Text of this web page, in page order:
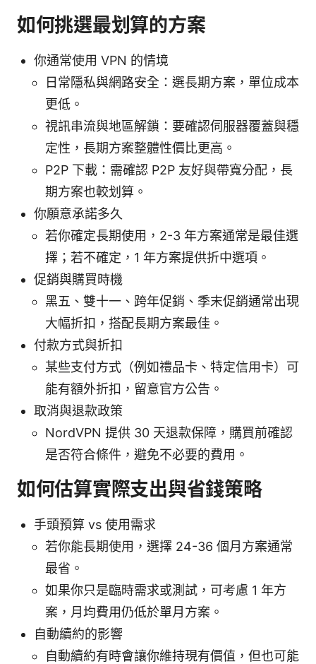
如何挑選最划算的方案
你通常使用 VPN 的情境
日常隱私與網路安全：選長期方案，單位成本
更低。
視訊串流與地區解鎖：要確認伺服器覆蓋與穩
定性，長期方案整體性價比更高。
P2P 下載：需確認 P2P 友好與帶寬分配，長
期方案也較划算。
你願意承諾多久
若你確定長期使用，2-3 年方案通常是最佳選
擇；若不確定，1 年方案提供折中選項。
促銷與購買時機
黑五、雙十一、跨年促銷、季末促銷通常出現
大幅折扣，搭配長期方案最佳。
付款方式與折扣
某些支付方式（例如禮品卡、特定信用卡）可
能有額外折扣，留意官方公告。
取消與退款政策
NordVPN 提供 30 天退款保障，購買前確認
是否符合條件，避免不必要的費用。
如何估算實際支出與省錢策略
手頭預算 vs 使用需求
若你能長期使用，選擇 24-36 個月方案通常
最省。
如果你只是臨時需求或測試，可考慮 1 年方
案，月均費用仍低於單月方案。
自動續約的影響
自動續約有時會讓你維持現有價值，但也可能